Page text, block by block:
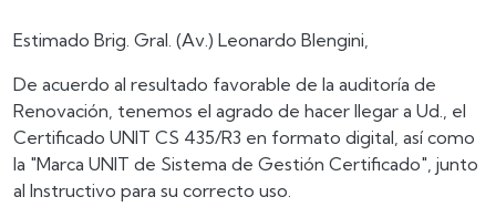
Estimado Brig. Gral. (Av.) Leonardo Blengini,
De acuerdo al resultado favorable de la auditoría de
Renovación, tenemos el agrado de hacer llegar a Ud., el
Certificado UNIT CS 435/R3 en formato digital, así como
la "Marca UNIT de Sistema de Gestión Certificado", junto
al Instructivo para su correcto uso.